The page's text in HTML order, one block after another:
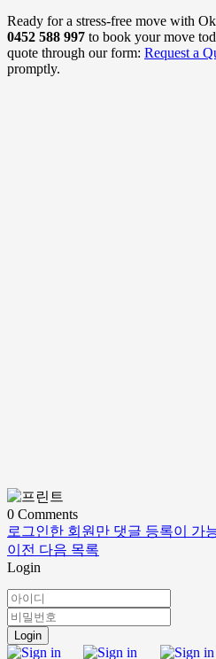
Ready for a stress-free move with
0452 588 997 to book your move
quote through our form: Request a
promptly.
0 Comments
로그인한 회원만 댓글 등록이 가
이전 다음 목록
Login
Login